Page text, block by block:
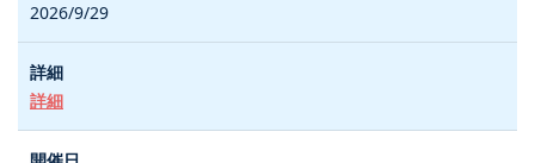
2026/9/29
詳細